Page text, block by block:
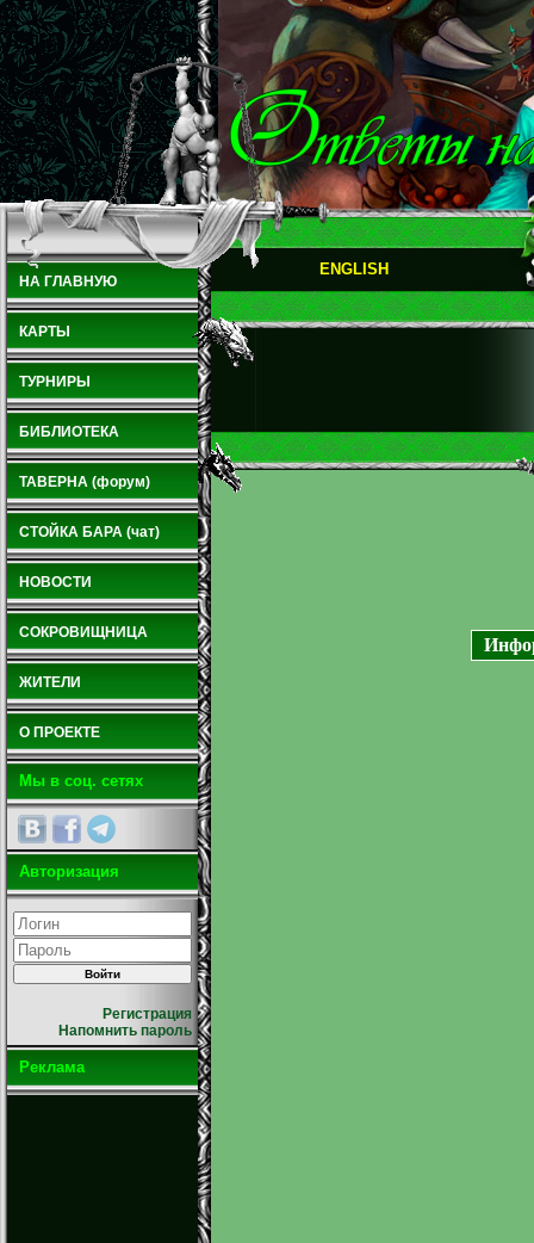
НА ГЛАВНУЮ
КАРТЫ
ТУРНИРЫ
БИБЛИОТЕКА
ТАВЕРНА (форум)
СТОЙКА БАРА (чат)
НОВОСТИ
СОКРОВИЩНИЦА
ЖИТЕЛИ
О ПРОЕКТЕ
Мы в соц. сетях
Авторизация
Регистрация
Напомнить пароль
Реклама
ENGLISH